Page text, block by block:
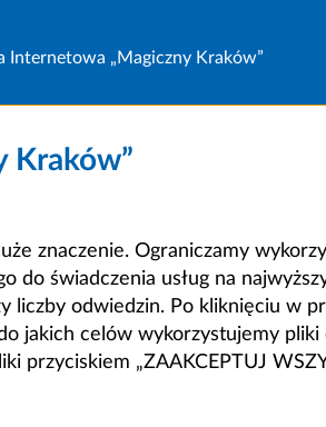
Internetowa „Magiczny Kraków”
Kraków”
znaczenie. Ograniczamy
do świadczenia usług na
liczby odwiedzin. Po kliknięciu w
jakich celów wykorzystujemy pliki
przyciskiem „ZAAKCEPTUJ